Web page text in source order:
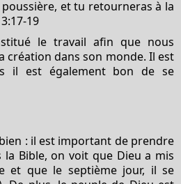
et tu retourneras à la
19
le travail afin que nous
création dans son monde. Il est
il est également bon de se
: il est important de prendre
Bible, on voit que Dieu a mis
et que le septième jour, il se